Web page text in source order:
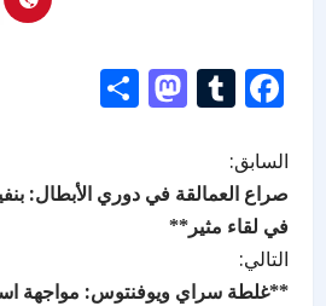
Facebook
Tumblr
Mastodon
السابق:
صراع العمالقة في دوري الأبطال:
في لقاء مثير**
التالي:
**غلطة سراي ويوفنتوس: مواجهة